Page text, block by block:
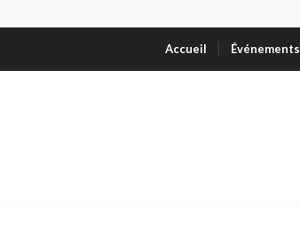
Accueil Événements